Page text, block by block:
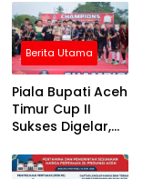
Berita Utama
Piala Bupati Aceh
Timur Cup II
Sukses Digelar,
Juara Lewat